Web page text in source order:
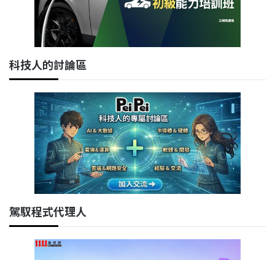
科技人的討論區
駕馭程式代理人